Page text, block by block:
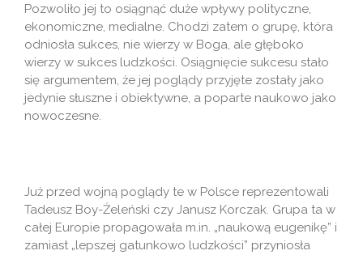
Pozwoliło jej to osiągnąć duże wpływy polityczne,
ekonomiczne, medialne. Chodzi zatem o grupę, która
odniosła sukces, nie wierzy w Boga, ale głęboko
wierzy w sukces ludzkości. Osiągnięcie sukcesu stało
się argumentem, że jej poglądy przyjęte zostały jako
jedynie słuszne i obiektywne, a poparte naukowo jako
nowoczesne.
Już przed wojną poglądy te w Polsce reprezentowali
Tadeusz Boy-Żeleński czy Janusz Korczak. Grupa ta w
całej Europie propagowała m.in. „naukową eugenikę” i
zamiast „lepszej gatunkowo ludzkości” przyniosła